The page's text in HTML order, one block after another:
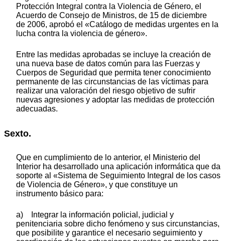
Protección Integral contra la Violencia de Género, el
Acuerdo de Consejo de Ministros, de 15 de diciembre
de 2006, aprobó el «Catálogo de medidas urgentes en la
lucha contra la violencia de género».
Entre las medidas aprobadas se incluye la creación de
una nueva base de datos común para las Fuerzas y
Cuerpos de Seguridad que permita tener conocimiento
permanente de las circunstancias de las víctimas para
realizar una valoración del riesgo objetivo de sufrir
nuevas agresiones y adoptar las medidas de protección
adecuadas.
Sexto.
Que en cumplimiento de lo anterior, el Ministerio del
Interior ha desarrollado una aplicación informática que da
soporte al «Sistema de Seguimiento Integral de los casos
de Violencia de Género», y que constituye un
instrumento básico para:
a) Integrar la información policial, judicial y
penitenciaria sobre dicho fenómeno y sus circunstancias,
que posibilite y garantice el necesario seguimiento y